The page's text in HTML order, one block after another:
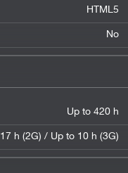
HTML5
No
Up to 420 h
h (2G) / Up to 10 h (3G)